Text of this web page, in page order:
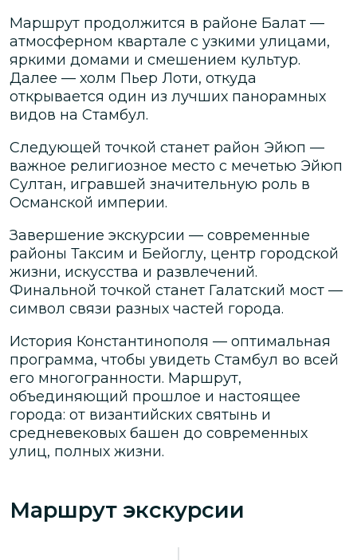
Маршрут продолжится в районе Балат —
атмосферном квартале с узкими улицами,
яркими домами и смешением культур.
Далее — холм Пьер Лоти, откуда
открывается один из лучших панорамных
видов на Стамбул.
Следующей точкой станет район Эйюп —
важное религиозное место с мечетью Эйюп
Султан, игравшей значительную роль в
Османской империи.
Завершение экскурсии — современные
районы Таксим и Бейоглу, центр городской
жизни, искусства и развлечений.
Финальной точкой станет Галатский мост —
символ связи разных частей города.
История Константинополя — оптимальная
программа, чтобы увидеть Стамбул во всей
его многогранности. Маршрут,
объединяющий прошлое и настоящее
города: от византийских святынь и
средневековых башен до современных
улиц, полных жизни.
Маршрут экскурсии